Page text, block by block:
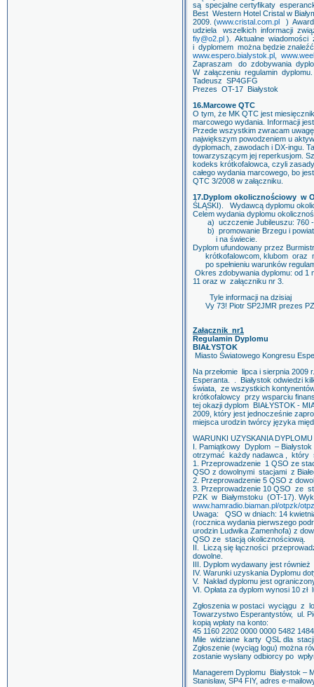
są specjalne certyfikaty
Best Western Hotel Cristal w
2009. (www.cristal.com.pl ) Award
udziela wszelkich informacji
fiy@o2.pl ). Aktualne
i dyplomem można będzie
www.espero.bialystok.pl
Zapraszam do zdobywania
W załączeniu regulamin dyplomu.
Tadeusz SP4GFG
Prezes OT-17 Białystok
16.Marcowe QTC
O tym, że MK QTC jest
marcowego wydania. Informacji
Przede wszystkim zwracam
największym powodzeniem u
dyplomach, zawodach i DX-ingu.
towarzyszącym jej reperkusjom.
kodeks krótkofalowca, czyli
całego wydania marcowego, bo
QTC 3/2008 w załączniku.
17.Dyplom okolicznościowy w
ŚLĄSKI). Wydawcą dyplomu
Celem wydania dyplomu
a) uczczenie Jubileuszu: 760 -
b) promowanie Brzegu i
i na
Dyplom ufundowany przez
krótkofalowcom, klubom oraz
po spełnieniu warunków
Okres zdobywania dyplomu: od 1
11 oraz w załączniku nr 3.
Tyle informacji na dzisiaj
Vy 73! Piotr SP2JMR prezes
Załącznik nr1
Regulamin Dyplomu
BIAŁYSTOK
Miasto Światowego Kongresu
Na przełomie lipca i sierpnia 2009
Esperanta. . Białystok odwiedzi
świata, ze wszystkich
krótkofalowcy przy wsparciu
tej okazji dyplom BIAŁYSTOK -
2009, który jest jednocześnie
miejsca urodzin twórcy języka
WARUNKI UZYSKANIA DYPLOMU
I. Pamiątkowy Dyplom –
otrzymać każdy nadawca , który
1. Przeprowadzenie 1 QSO ze
QSO z dowolnymi stacjami z
2. Przeprowadzenie 5 QSO z
3. Przeprowadzenie 10 QSO ze
PZK w Białymstoku (OT-17).
www.hamradio.biaman.pl/otpzk/
Uwaga: QSO w dniach: 14
(rocznica wydania pierwszego
urodzin Ludwika Zamenhofa) z
QSO ze stacją okolicznościową.
II. Liczą się łączności
dowolne.
III. Dyplom wydawany jest
IV. Warunki uzyskania Dyplomu
V. Nakład dyplomu jest
VI. Opłata za dyplom wynosi 10 zł
Zgłoszenia w postaci wyciągu z
Towarzystwo Esperantystów, ul.
kopią wpłaty na konto:
45 1160 2202 0000 0000 5482
Mile widziane karty QSL dla
Zgłoszenie (wyciąg logu) można
zostanie wysłany odbiorcy po
Managerem Dyplomu Białystok –
Stanisław, SP4 FIY, adres e-